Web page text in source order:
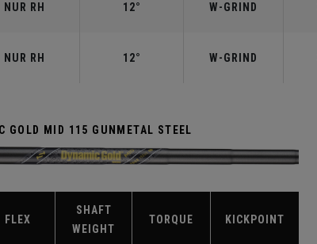
NUR RH 12° W-GRIND
NUR RH 12° W-GRIND
GOLD MID 115 GUNMETAL STEEL
FLEX
SHAFT
WEIGHT
TORQUE KICKPOINT